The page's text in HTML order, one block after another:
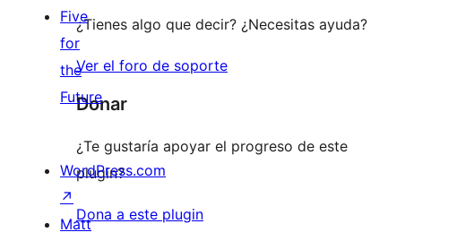
¿Tienes algo que decir? ¿Necesitas ayuda?
Ver el foro de soporte
Donar
¿Te gustaría apoyar el progreso de este
plugin?
Dona a este plugin
Five
for
the
Future
WordPress.com
↗
Matt